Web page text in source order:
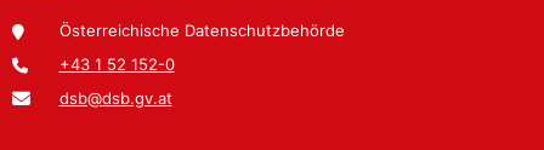
Österreichische Datenschutzbehörde
+43 1 52 152-0
dsb@dsb.gv.at